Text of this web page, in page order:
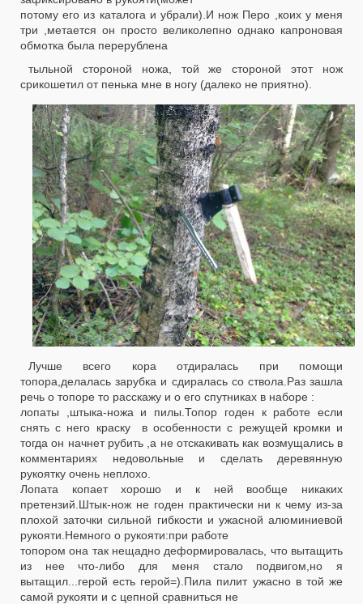
потому его из каталога и убрали).И нож Перо ,коих у меня
три ,метается он просто великолепно однако капроновая
обмотка была перерублена
тыльной стороной ножа, той же стороной этот нож
срикошетил от пенька мне в ногу (далеко не приятно).
Лучше всего кора отдиралась при помощи
топора,делалась зарубка и сдиралась со ствола.Раз зашла
речь о топоре то расскажу и о его спутниках в наборе :
лопаты ,штыка-ножа и пилы.Топор годен к работе если
снять с него краску в особенности с режущей кромки и
тогда он начнет рубить ,а не отскакивать как возмущались в
комментариях недовольные и сделать деревянную
рукоятку очень неплохо.
Лопата копает хорошо и к ней вообще никаких
претензий.Штык-нож не годен практически ни к чему из-за
плохой заточки сильной гибкости и ужасной алюминиевой
рукояти.Немного о рукояти:при работе
топором она так нещадно деформировалась, что вытащить
из нее что-либо для меня стало подвигом,но я
вытащил...герой есть герой=).Пила пилит ужасно в той же
самой рукояти и с цепной сравниться не